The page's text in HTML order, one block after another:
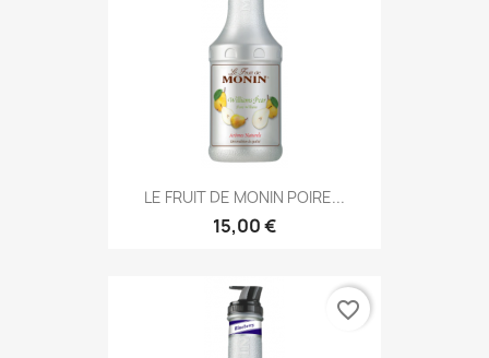
LE FRUIT DE MONIN POIRE...
15,00 €
favorite_border